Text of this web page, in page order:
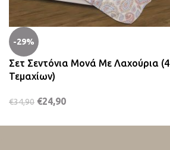
-29%
Σετ Σεντόνια Μονά Με Λαχούρια (4
Τεμαχίων)
€34,90 €24,90